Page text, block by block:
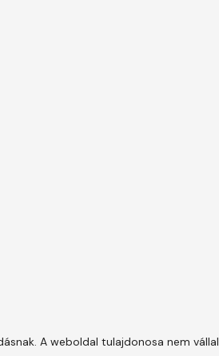
A weboldal tulajdonosa nem vállal